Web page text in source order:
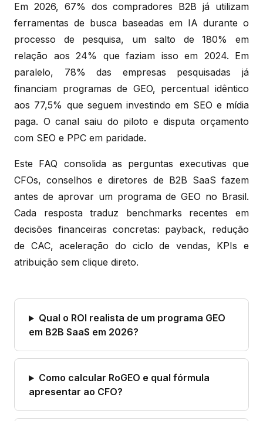
Em 2026, 67% dos compradores B2B já utilizam
ferramentas de busca baseadas em IA durante o
processo de pesquisa, um salto de 180% em
relação aos 24% que faziam isso em 2024. Em
paralelo, 78% das empresas pesquisadas já
financiam programas de GEO, percentual idêntico
aos 77,5% que seguem investindo em SEO e mídia
paga. O canal saiu do piloto e disputa orçamento
com SEO e PPC em paridade.
Este FAQ consolida as perguntas executivas que
CFOs, conselhos e diretores de B2B SaaS fazem
antes de aprovar um programa de GEO no Brasil.
Cada resposta traduz benchmarks recentes em
decisões financeiras concretas: payback, redução
de CAC, aceleração do ciclo de vendas, KPIs e
atribuição sem clique direto.
Qual o ROI realista de um programa GEO
em B2B SaaS em 2026?
Como calcular RoGEO e qual fórmula
apresentar ao CFO?